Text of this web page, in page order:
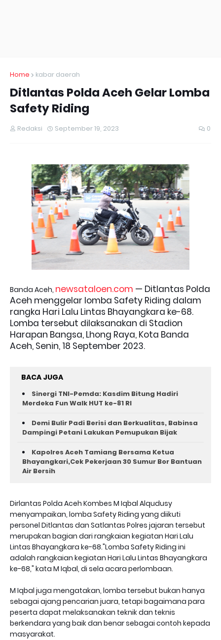
Home kabar daerah
Ditlantas Polda Aceh Gelar Lomba
Safety Riding
Redaksi September 19, 2023 0
Banda Aceh, newsataloen.com — Ditlantas Polda
Aceh menggelar lomba Safety Riding dalam
rangka Hari Lalu Lintas Bhayangkara ke-68.
Lomba tersebut dilaksanakan di Stadion
Harapan Bangsa, Lhong Raya, Kota Banda
Aceh, Senin, 18 September 2023.
BACA JUGA
Sinergi TNI-Pemda: Kasdim Bitung Hadiri
Merdeka Fun Walk HUT ke-81 RI
Demi Bulir Padi Berisi dan Berkualitas, Babinsa
Dampingi Petani Lakukan Pemupukan Bijak
Kapolres Aceh Tamiang Bersama Ketua
Bhayangkari,Cek Pekerjaan 30 Sumur Bor Bantuan
Air Bersih
Dirlantas Polda Aceh Kombes M Iqbal Alqudusy
menyampaikan, lomba Safety Riding yang diikuti
personel Ditlantas dan Satlantas Polres jajaran tersebut
merupakan bagian dari rangkaian kegiatan Hari Lalu
Lintas Bhayangkara ke-68."Lomba Safety Riding ini
adalah rangkaian kegiatan Hari Lalu Lintas Bhayangkara
ke-68," kata M Iqbal, di sela acara perlombaan.
M Iqbal juga mengatakan, lomba tersebut bukan hanya
sebagai ajang pencarian juara, tetapi bagaimana para
peserta dapat melaksanakan teknik dan teknis
berkendara yang baik dan benar sebagai contoh kepada
masyarakat.